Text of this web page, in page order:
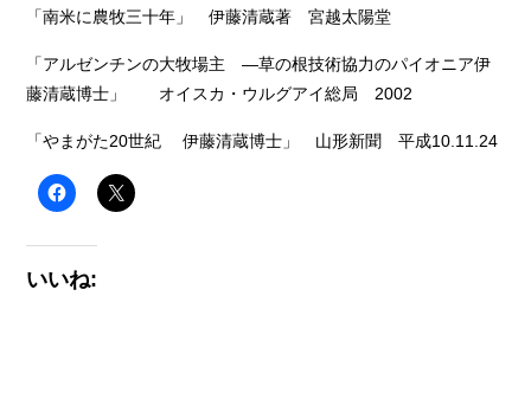
「南米に農牧三十年」 伊藤清蔵著 宮越太陽堂
「アルゼンチンの大牧場主 ―草の根技術協力のパイオニア伊
藤清蔵博士」 オイスカ・ウルグアイ総局 2002
「やまがた20世紀 伊藤清蔵博士」 山形新聞 平成10.11.24
いいね: